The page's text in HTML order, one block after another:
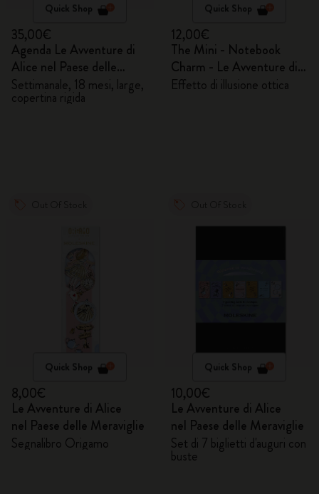
Quick Shop
35,00€
Agenda Le Avventure di
Alice nel Paese delle
Meraviglie 2026/2027
Settimanale, 18 mesi, large,
copertina rigida
Quick Shop
12,00€
The Mini - Notebook
Charm - Le Avventure di
Alice nel Paese delle
Effetto di illusione ottica
Quick Shop
8,00€
Le Avventure di Alice
nel Paese delle Meraviglie
Segnalibro Origamo
Quick Shop
10,00€
Le Avventure di Alice
nel Paese delle Meraviglie
Set di 7 biglietti d'auguri con
buste